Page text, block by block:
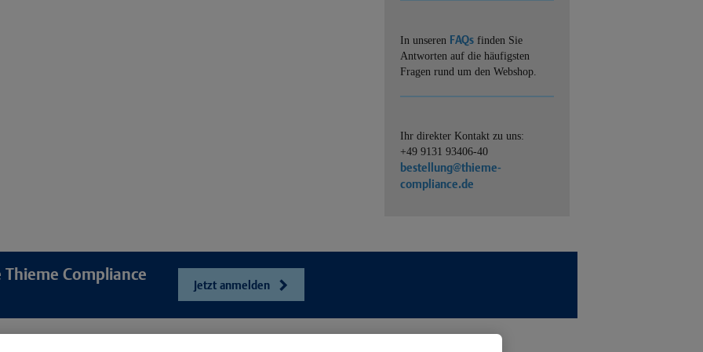
In unseren FAQs finden Sie
Antworten auf die häufigsten
Fragen rund um den Webshop.
Ihr direkter Kontakt zu uns:
+49 9131 93406-40
bestellung@thieme-
compliance.de
Compliance
Jetzt anmelden